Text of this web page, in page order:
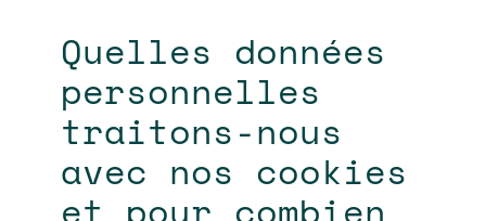
Quelles données
personnelles
traitons-nous
avec nos cookies
et pour combien